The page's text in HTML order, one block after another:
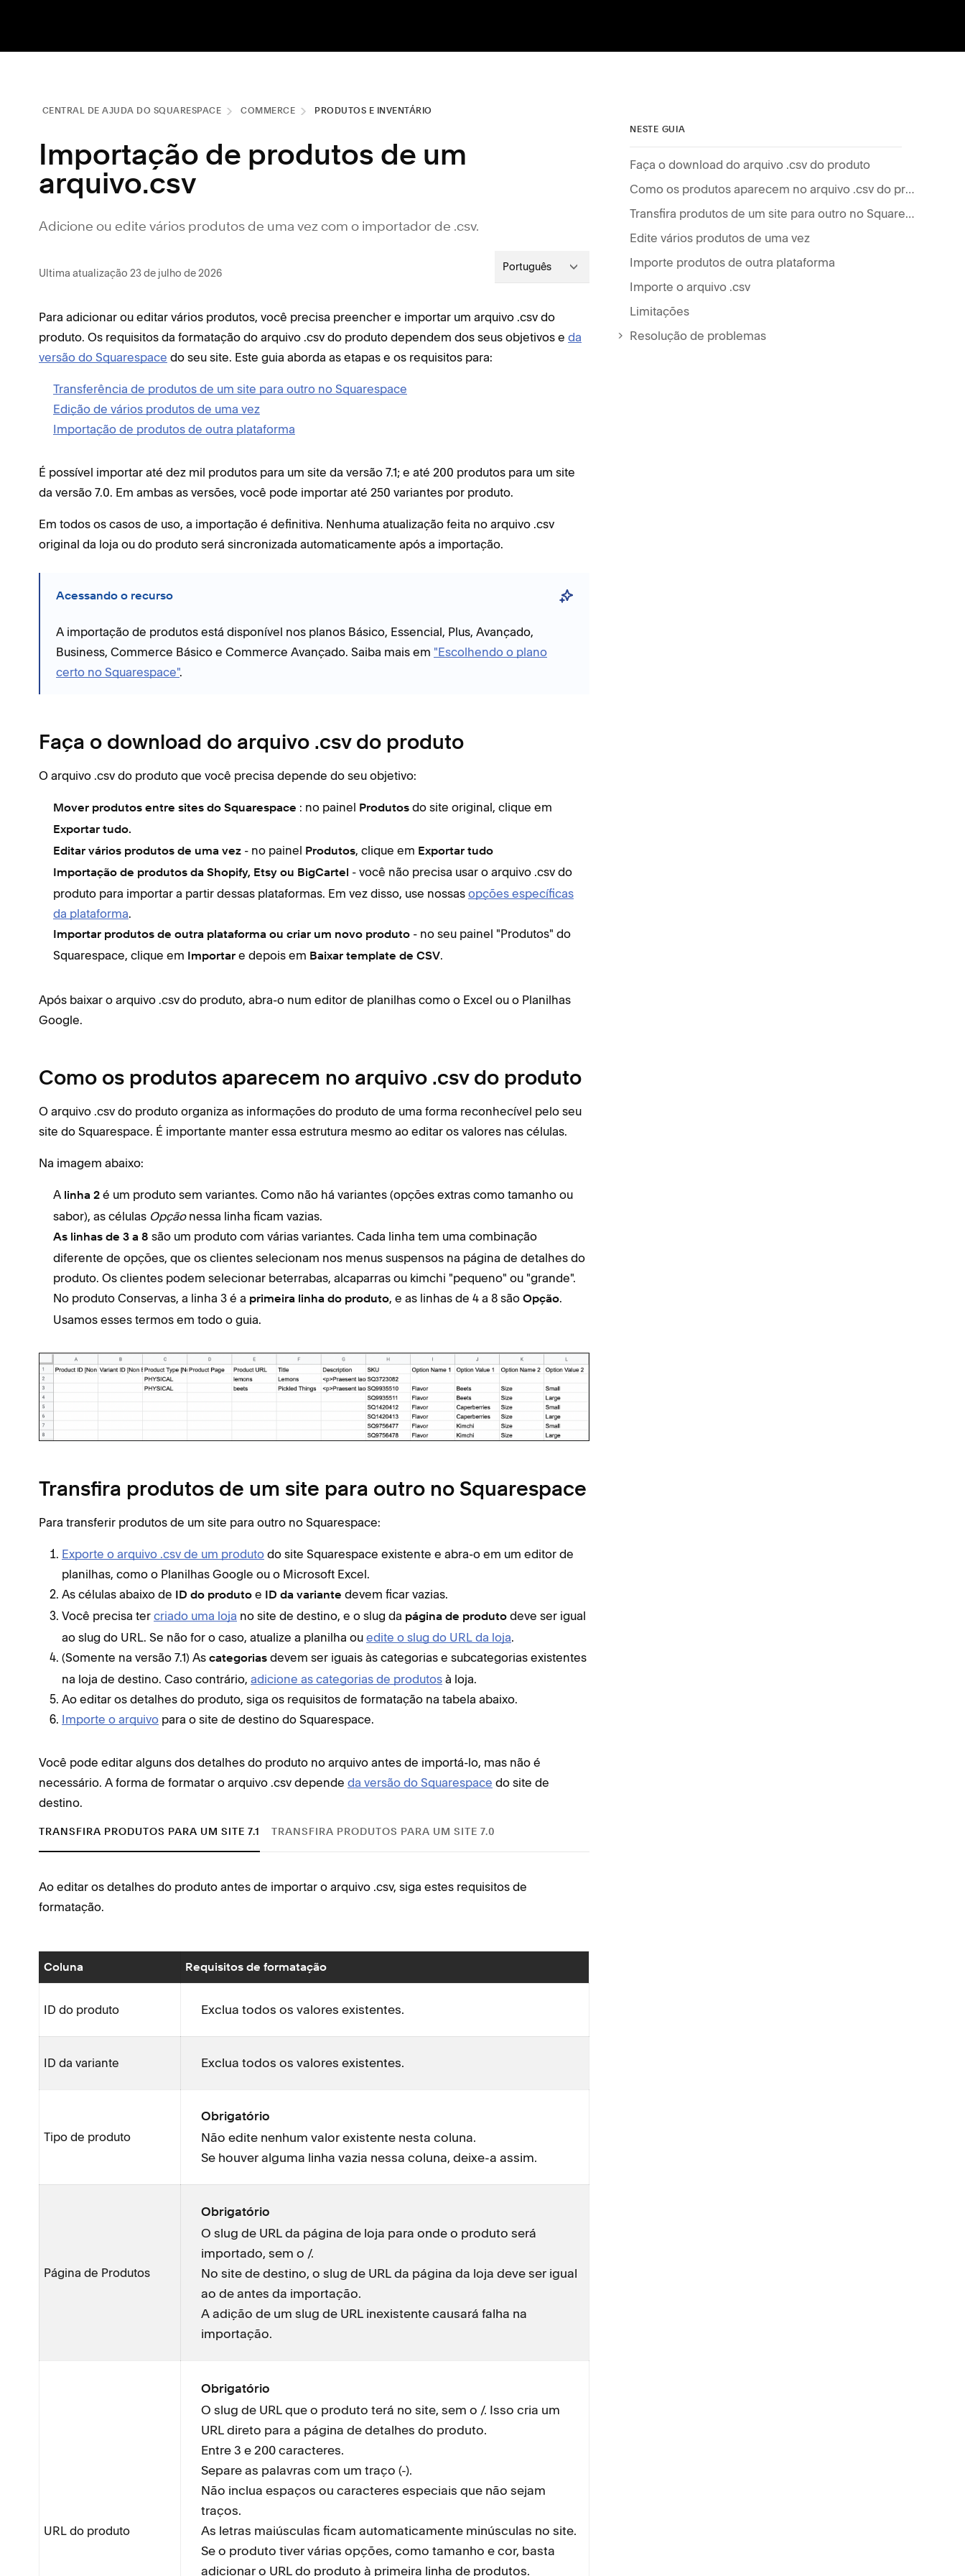
CENTRAL DE AJUDA DO SQUARESPACE COMMERCE PRODUTOS E INVENTÁRIO
Importação de produtos de um
arquivo.csv
Adicione ou edite vários produtos de uma vez com o importador de .csv.
Ultima atualização 23 de julho de 2026 Português
Para adicionar ou editar vários produtos, você precisa preencher e importar um arquivo .csv do
produto. Os requisitos da formatação do arquivo .csv do produto dependem dos seus objetivos e da
versão do Squarespace do seu site. Este guia aborda as etapas e os requisitos para:
Transferência de produtos de um site para outro no Squarespace
Edição de vários produtos de uma vez
Importação de produtos de outra plataforma
É possível importar até dez mil produtos para um site da versão 7.1; e até 200 produtos para um site
da versão 7.0. Em ambas as versões, você pode importar até 250 variantes por produto.
Em todos os casos de uso, a importação é definitiva. Nenhuma atualização feita no arquivo .csv
original da loja ou do produto será sincronizada automaticamente após a importação.
Acessando o recurso
A importação de produtos está disponível nos planos Básico, Essencial, Plus, Avançado,
Business, Commerce Básico e Commerce Avançado. Saiba mais em "Escolhendo o plano
certo no Squarespace".
Faça o download do arquivo .csv do produto
O arquivo .csv do produto que você precisa depende do seu objetivo:
Mover produtos entre sites do Squarespace : no painel Produtos do site original, clique em
Exportar tudo.
Editar vários produtos de uma vez - no painel Produtos, clique em Exportar tudo
Importação de produtos da Shopify, Etsy ou BigCartel
- você não precisa usar o arquivo .csv do
produto para importar a partir dessas plataformas. Em vez disso, use nossas opções específicas
da plataforma.
Importar produtos de outra plataforma ou criar um novo produto - no seu painel "Produtos" do
Squarespace, clique em
Importar e depois em Baixar template de CSV.
Após baixar o arquivo .csv do produto, abra-o num editor de planilhas como o Excel ou o Planilhas
Google.
Como os produtos aparecem no arquivo .csv do produto
O arquivo .csv do produto organiza as informações do produto de uma forma reconhecível pelo seu
site do Squarespace. É importante manter essa estrutura mesmo ao editar os valores nas células.
Na imagem abaixo:
A linha 2 é um produto sem variantes. Como não há variantes (opções extras como tamanho ou
sabor), as células Opçãonessa linha ficam vazias.
As linhas de 3 a 8 são um produto com várias variantes. Cada linha tem uma combinação
diferente de opções, que os clientes selecionam nos menus suspensos na página de detalhes do
produto. Os clientes podem selecionar beterrabas, alcaparras ou kimchi "pequeno" ou "grande".
No produto Conservas, a linha 3 é a primeira linha do produto, e as linhas de 4 a 8 são Opção.
Usamos esses termos em todo o guia.
Transfira produtos de um site para outro no Squarespace
Para transferir produtos de um site para outro no Squarespace:
Exporte o arquivo .csv de um produto do site Squarespace existente e abra-o em um editor de
planilhas, como o Planilhas Google ou o Microsoft Excel.
As células abaixo de
ID do produto e ID da variante devem ficar vazias.
Você precisa ter criado uma loja no site de destino, e o slug da página de produto deve ser igual
ao slug do URL. Se não for o caso, atualize a planilha ou edite o slug do URL da loja.
(Somente na versão 7.1) As categorias devem ser iguais às categorias e subcategorias existentes
na loja de destino. Caso contrário, adicione as categorias de produtos à loja.
Ao editar os detalhes do produto, siga os requisitos de formatação na tabela abaixo.
Importe o arquivo para o site de destino do Squarespace.
Você pode editar alguns dos detalhes do produto no arquivo antes de importá-lo, mas não é
necessário. A forma de formatar o arquivo .csv depende da versão do Squarespace do site de
destino.
TRANSFIRA PRODUTOS PARA UM SITE 7.1 TRANSFIRA PRODUTOS PARA UM SITE 7.0
Ao editar os detalhes do produto antes de importar o arquivo .csv, siga estes requisitos de
formatação.
Coluna Requisitos de formatação
ID do produto Exclua todos os valores existentes.
ID da variante Exclua todos os valores existentes.
Tipo de produto
Obrigatório
Não edite nenhum valor existente nesta coluna.
Se houver alguma linha vazia nessa coluna, deixe-a assim.
Página de Produtos
Obrigatório
O slug de URL da página de loja para onde o produto será
importado, sem o /.
No site de destino, o slug de URL da página da loja deve ser igual
ao de antes da importação.
A adição de um slug de URL inexistente causará falha na
importação.
URL do produto
Obrigatório
O slug de URL que o produto terá no site, sem o /. Isso cria um
URL direto para a página de detalhes do produto.
Entre 3 e 200 caracteres.
Separe as palavras com um traço (-).
Não inclua espaços ou caracteres especiais que não sejam
traços.
As letras maiúsculas ficam automaticamente minúsculas no site.
Se o produto tiver várias opções, como tamanho e cor, basta
adicionar o URL do produto à primeira linha de produtos.
NESTE GUIA
Faça o download do arquivo .csv do produto
Como os produtos aparecem no arquivo .csv do produto
Transfira produtos de um site para outro no Squarespace
Edite vários produtos de uma vez
Importe produtos de outra plataforma
Importe o arquivo .csv
Limitações
Resolução de problemas